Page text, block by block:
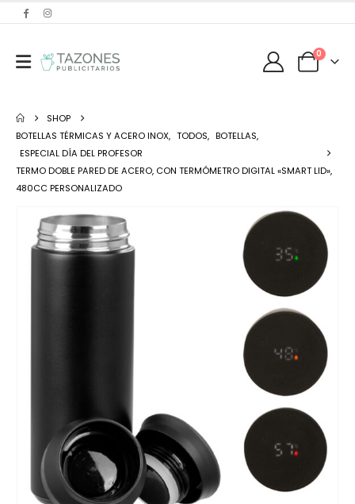
0
SHOP
BOTELLAS TÉRMICAS Y ACERO INOX, TODOS, BOTELLAS,
ESPECIAL DÍA DEL PROFESOR
TERMO DOBLE PARED DE ACERO, CON TERMÓMETRO DIGITAL «SMART LID»,
480CC PERSONALIZADO